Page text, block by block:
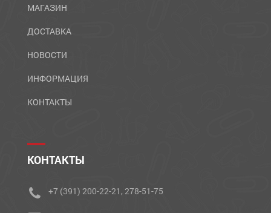
МАГАЗИН
ДОСТАВКА
НОВОСТИ
ИНФОРМАЦИЯ
КОНТАКТЫ
КОНТАКТЫ
+7 (391) 200-22-21, 278-51-75